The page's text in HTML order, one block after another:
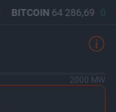
BITCOIN64 286,69
2000 MW